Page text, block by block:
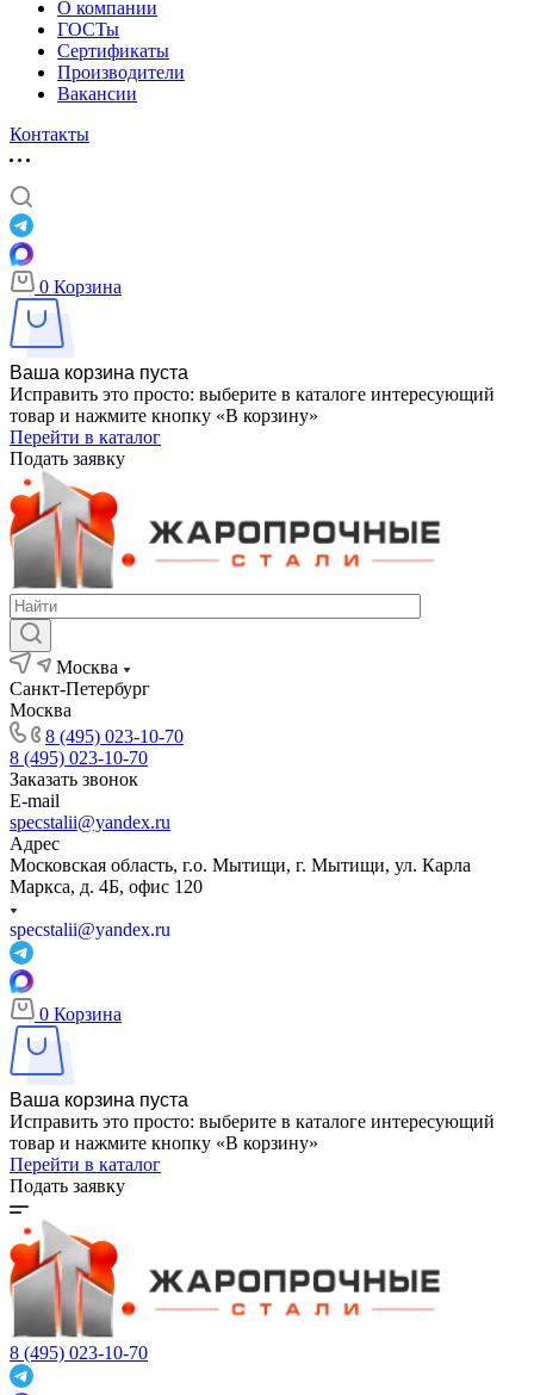
О компании
ГОСТы
Сертификаты
Производители
Вакансии
Контакты
0 Корзина
Ваша корзина пуста
Исправить это просто: выберите в каталоге интересующий
товар и нажмите кнопку «В корзину»
Перейти в каталог
Подать заявку
Москва
Санкт-Петербург
Москва
8 (495) 023-10-70
8 (495) 023-10-70
Заказать звонок
E-mail
specstalii@yandex.ru
Адрес
Московская область, г.о. Мытищи, г. Мытищи, ул. Карла
Маркса, д. 4Б, офис 120
specstalii@yandex.ru
0 Корзина
Ваша корзина пуста
Исправить это просто: выберите в каталоге интересующий
товар и нажмите кнопку «В корзину»
Перейти в каталог
Подать заявку
8 (495) 023-10-70